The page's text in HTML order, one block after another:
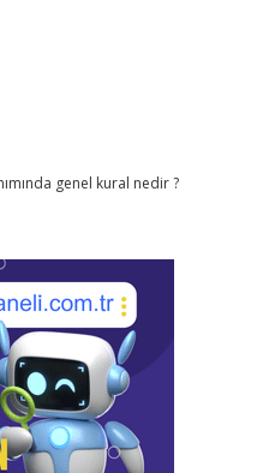
genel kural nedir ?